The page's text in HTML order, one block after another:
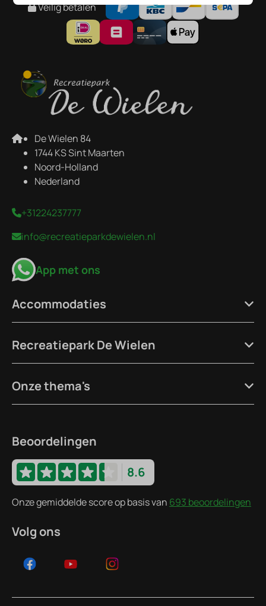
Veilig betalen
De Wielen 84
1744 KS Sint Maarten
Noord-Holland
Nederland
+31224237777
info@recreatieparkdewielen.nl
App met ons
Accommodaties
Recreatiepark De Wielen
Onze thema's
Beoordelingen
8.6
Onze gemiddelde score op basis van 693 beoordelingen
Volg ons